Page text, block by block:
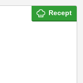
Recept